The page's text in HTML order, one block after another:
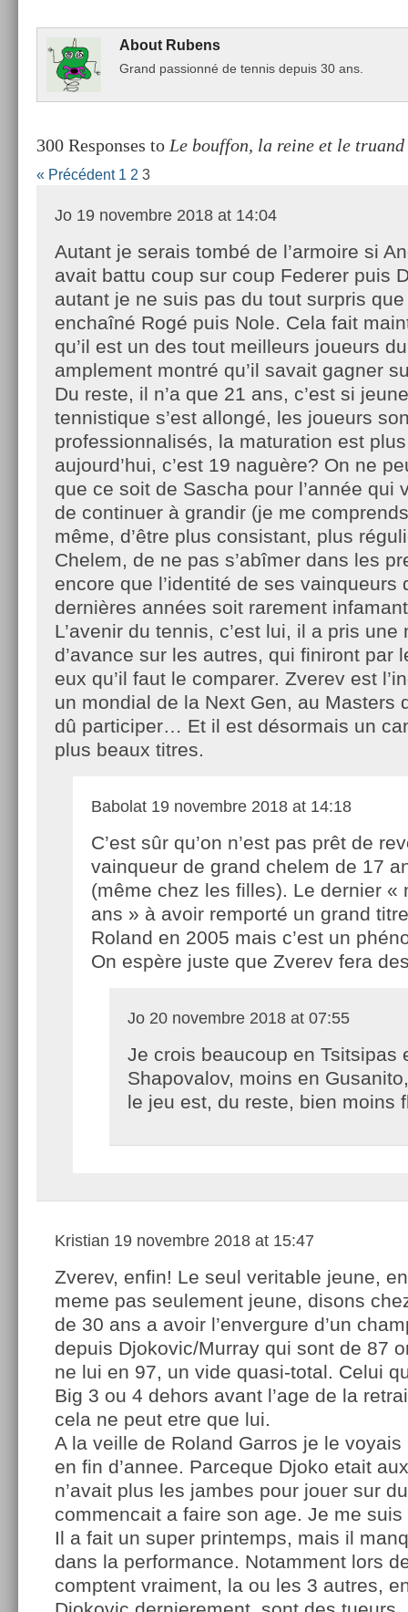
About Rubens
Grand pas­sionné de ten­nis de­puis 30 ans.
300 Responses to Le bouffon, la reine et le truand
« Précédent 1 2 3
Jo 19 novembre 2018 at 14:04
Autant je serais tombé de l’armoire si
avait battu coup sur coup Federer puis
autant je ne suis pas du tout surpris
enchaîné Rogé puis Nole. Cela fait
qu’il est un des tout meilleurs joueurs
amplement montré qu’il savait gagner
Du reste, il n’a que 21 ans, c’est si
tennistique s’est allongé, les joueurs
professionnalisés, la maturation est
aujourd’hui, c’est 19 naguère? On ne
que ce soit de Sascha pour l’année qui
de continuer à grandir (je me
même, d’être plus consistant, plus
Chelem, de ne pas s’abîmer dans les
encore que l’identité de ses vainqueurs
dernières années soit rarement
L’avenir du tennis, c’est lui, il a pris une
d’avance sur les autres, qui finiront par
eux qu’il faut le comparer. Zverev est
un mondial de la Next Gen, au Masters
dû participer… Et il est désormais un
plus beaux titres.
Babolat 19 novembre 2018 at 14:18
C’est sûr qu’on n’est pas prêt de
vainqueur de grand chelem de 17
(même chez les filles). Le dernier «
ans » à avoir remporté un grand
Roland en 2005 mais c’est un
On espère juste que Zverev fera
Jo 20 novembre 2018 at 07:55
Je crois beaucoup en Tsitsipas
Shapovalov, moins en
le jeu est, du reste, bien moins
Kristian 19 novembre 2018 at 15:47
Zverev, enfin! Le seul veritable jeune,
meme pas seulement jeune, disons
de 30 ans a avoir l’envergure d’un
depuis Djokovic/Murray qui sont de 87
ne lui en 97, un vide quasi-total. Celui
Big 3 ou 4 dehors avant l’age de la
cela ne peut etre que lui.
A la veille de Roland Garros je le
en fin d’annee. Parceque Djoko etait
n’avait plus les jambes pour jouer sur
commencait a faire son age. Je me
Il a fait un super printemps, mais il
dans la performance. Notamment lors
comptent vraiment, la ou les 3 autres,